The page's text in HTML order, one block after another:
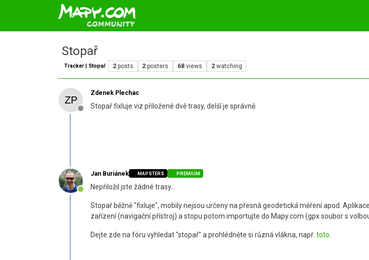
Stopař
Tracker | Stopař 2 posts 2 posters 68 views 2 watching
Offline
Zdenek Plechac
Stopař fixluje viz přiložené dvě trasy, delší je správně.
Online
Jan Buriánek MAPSTERS PREMIUM
Nepřiložil jste žádné trasy...
Stopař běžně "fixluje", mobily nejsou určeny na přesná geodetická měření apod.
zařízení (navigační přístroj) a stopu potom importujte do Mapy.com (gpx soubor s
Dejte zde na fóru vyhledat "stopař" a prohlédněte si různá vlákna, např. toto